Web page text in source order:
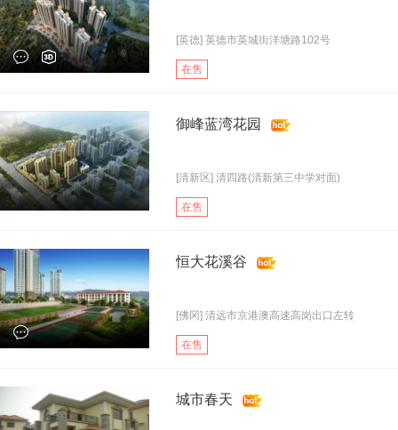
[英德] 英德市英城街洋塘路102号
在售
御峰蓝湾花园
[清新区] 清四路(清新第三中学对面)
在售
恒大花溪谷
[佛冈] 清远市京港澳高速高岗出口左转
在售
城市春天